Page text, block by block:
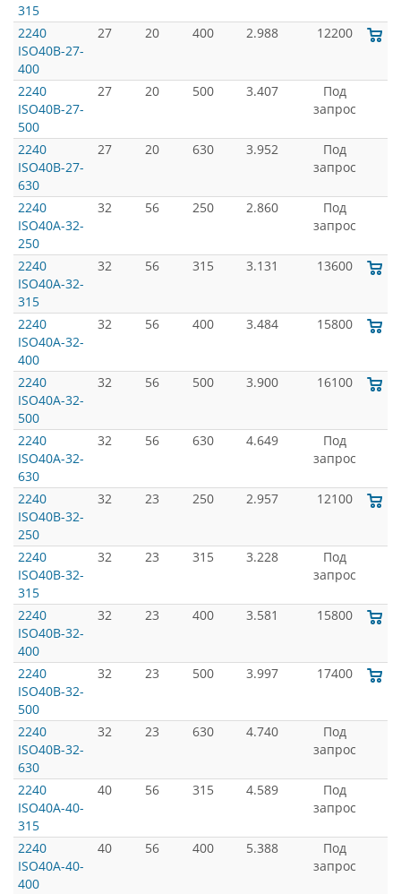
315
2240
ISO40B-27-
400
27 20 400 2.988 12200
2240
ISO40B-27-
500
27 20 500 3.407
Под
запрос
2240
ISO40B-27-
630
27 20 630 3.952
Под
запрос
2240
ISO40A-32-
250
32 56 250 2.860
Под
запрос
2240
ISO40A-32-
315
32 56 315 3.131 13600
2240
ISO40A-32-
400
32 56 400 3.484 15800
2240
ISO40A-32-
500
32 56 500 3.900 16100
2240
ISO40A-32-
630
32 56 630 4.649
Под
запрос
2240
ISO40B-32-
250
32 23 250 2.957 12100
2240
ISO40B-32-
315
32 23 315 3.228
Под
запрос
2240
ISO40B-32-
400
32 23 400 3.581 15800
2240
ISO40B-32-
500
32 23 500 3.997 17400
2240
ISO40B-32-
630
32 23 630 4.740
Под
запрос
2240
ISO40A-40-
315
40 56 315 4.589
Под
запрос
2240
ISO40A-40-
400
40 56 400 5.388
Под
запрос